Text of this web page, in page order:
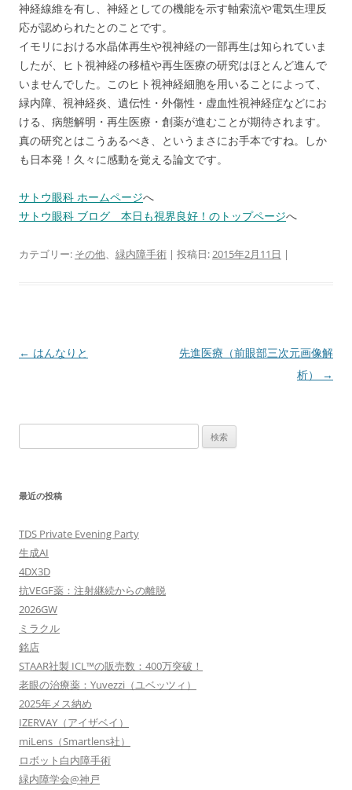
神経線維を有し、神経としての機能を示す軸索流や電気生理反
応が認められたとのことです。
イモリにおける水晶体再生や視神経の一部再生は知られていま
したが、ヒト視神経の移植や再生医療の研究はほとんど進んで
いませんでした。このヒト視神経細胞を用いることによって、
緑内障、視神経炎、遺伝性・外傷性・虚血性視神経症などにお
ける、病態解明・再生医療・創薬が進むことが期待されます。
真の研究とはこうあるべき、というまさにお手本ですね。しか
も日本発！久々に感動を覚える論文です。
サトウ眼科 ホームページへ
サトウ眼科 ブログ 本日も視界良好！のトップページへ
カテゴリー: その他、 緑内障手術 | 投稿日:2015年2月11日 |
投
ン
← はんなりと
先進医療（前眼部三次元画像解
析）
→
索:
最近の投稿
TDS Private Evening Party
生成AI
4DX3D
抗VEGF薬：注射継続からの離脱
2026GW
ミラクル
銘店
STAAR社製 ICL™の販売数：400万突破！
老眼の治療薬：Yuvezzi（ユベッツィ）
2025年メス納め
IZERVAY（アイザベイ）
miLens（Smartlens社）
ロボット白内障手術
緑内障学会@神戸